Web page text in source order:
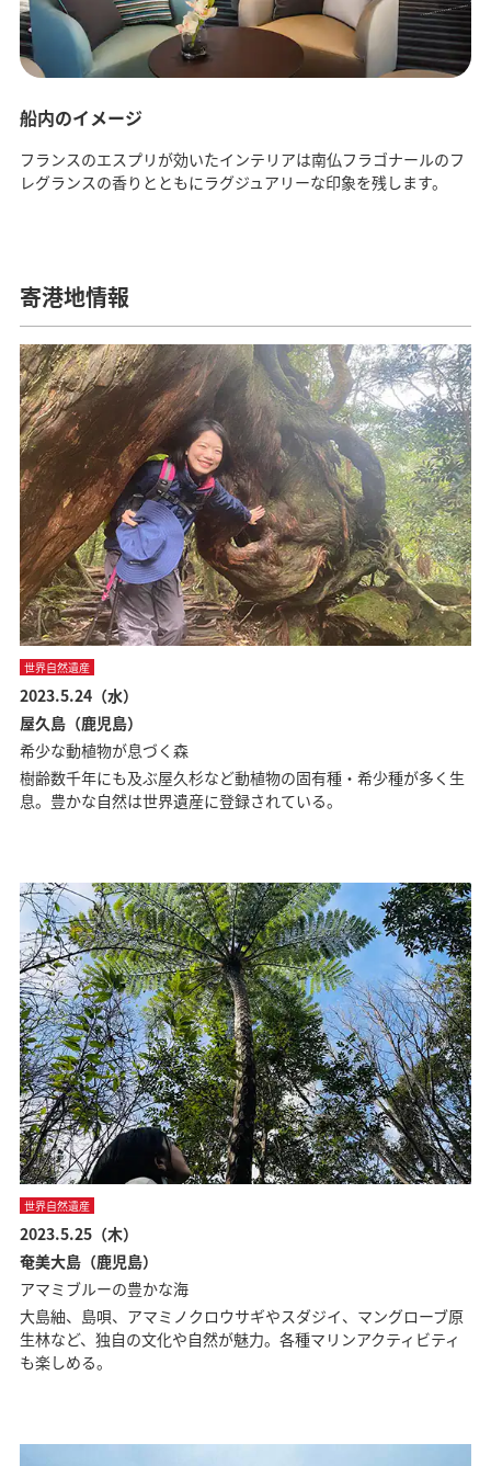
船内のイメージ
フランスのエスプリが効いたインテリアは南仏フラゴナールのフ
レグランスの香りとともにラグジュアリーな印象を残します。
寄港地情報
世界自然遺産
2023.5.24（水）
屋久島（鹿児島）
希少な動植物が息づく森
樹齢数千年にも及ぶ屋久杉など動植物の固有種・希少種が多く生
息。豊かな自然は世界遺産に登録されている。
世界自然遺産
2023.5.25（木）
奄美大島（鹿児島）
アマミブルーの豊かな海
大島紬、島唄、アマミノクロウサギやスダジイ、マングローブ原
生林など、独自の文化や自然が魅力。各種マリンアクティビティ
も楽しめる。